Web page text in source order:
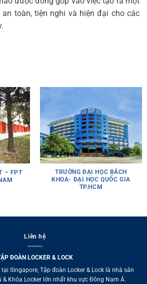
toàn, tiện nghi và hiện đại cho các
– FPT
TRƯỜNG ĐẠI HỌC BÁCH
KHOA- ĐẠI HỌC QUỐC GIA
TP.HCM
Liên hệ
ĐOÀN LOCKER & LOCK
Singapore, Tập đoàn Locker & Lock là nhà sản
& Khóa Locker lớn nhất khu vực Đông Nam Á.